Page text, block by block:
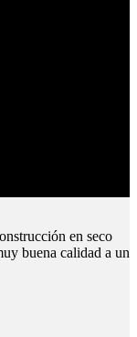
en seco
buena calidad a un